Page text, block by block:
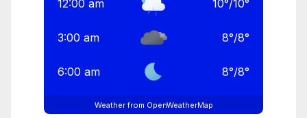
12:00 am 10°/10°
3:00 am 8°/8°
6:00 am 8°/8°
Weather from OpenWeatherMap